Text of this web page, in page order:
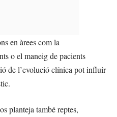
en àrees com la
o el maneig de pacients
de l’evolució clínica pot influir
planteja també reptes,